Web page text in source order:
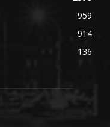
959
914
136